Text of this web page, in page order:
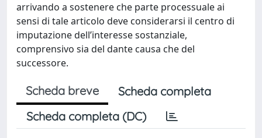
arrivando a sostenere che parte processuale ai
sensi di tale articolo deve considerarsi il centro di
imputazione dell’interesse sostanziale,
comprensivo sia del dante causa che del
successore.
Scheda breve
Scheda completa
Scheda completa (DC)